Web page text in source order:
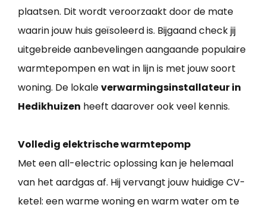
plaatsen. Dit wordt veroorzaakt door de mate
waarin jouw huis geïsoleerd is. Bijgaand check jij
uitgebreide aanbevelingen aangaande populaire
warmtepompen en wat in lijn is met jouw soort
woning. De lokaleverwarmingsinstallateur in
Hedikhuizen heeft daarover ook veel kennis.
Volledig elektrische warmtepomp
Met een all-electric oplossing kan je helemaal
van het aardgas af. Hij vervangt jouw huidige CV-
ketel: een warme woning en warm water om te